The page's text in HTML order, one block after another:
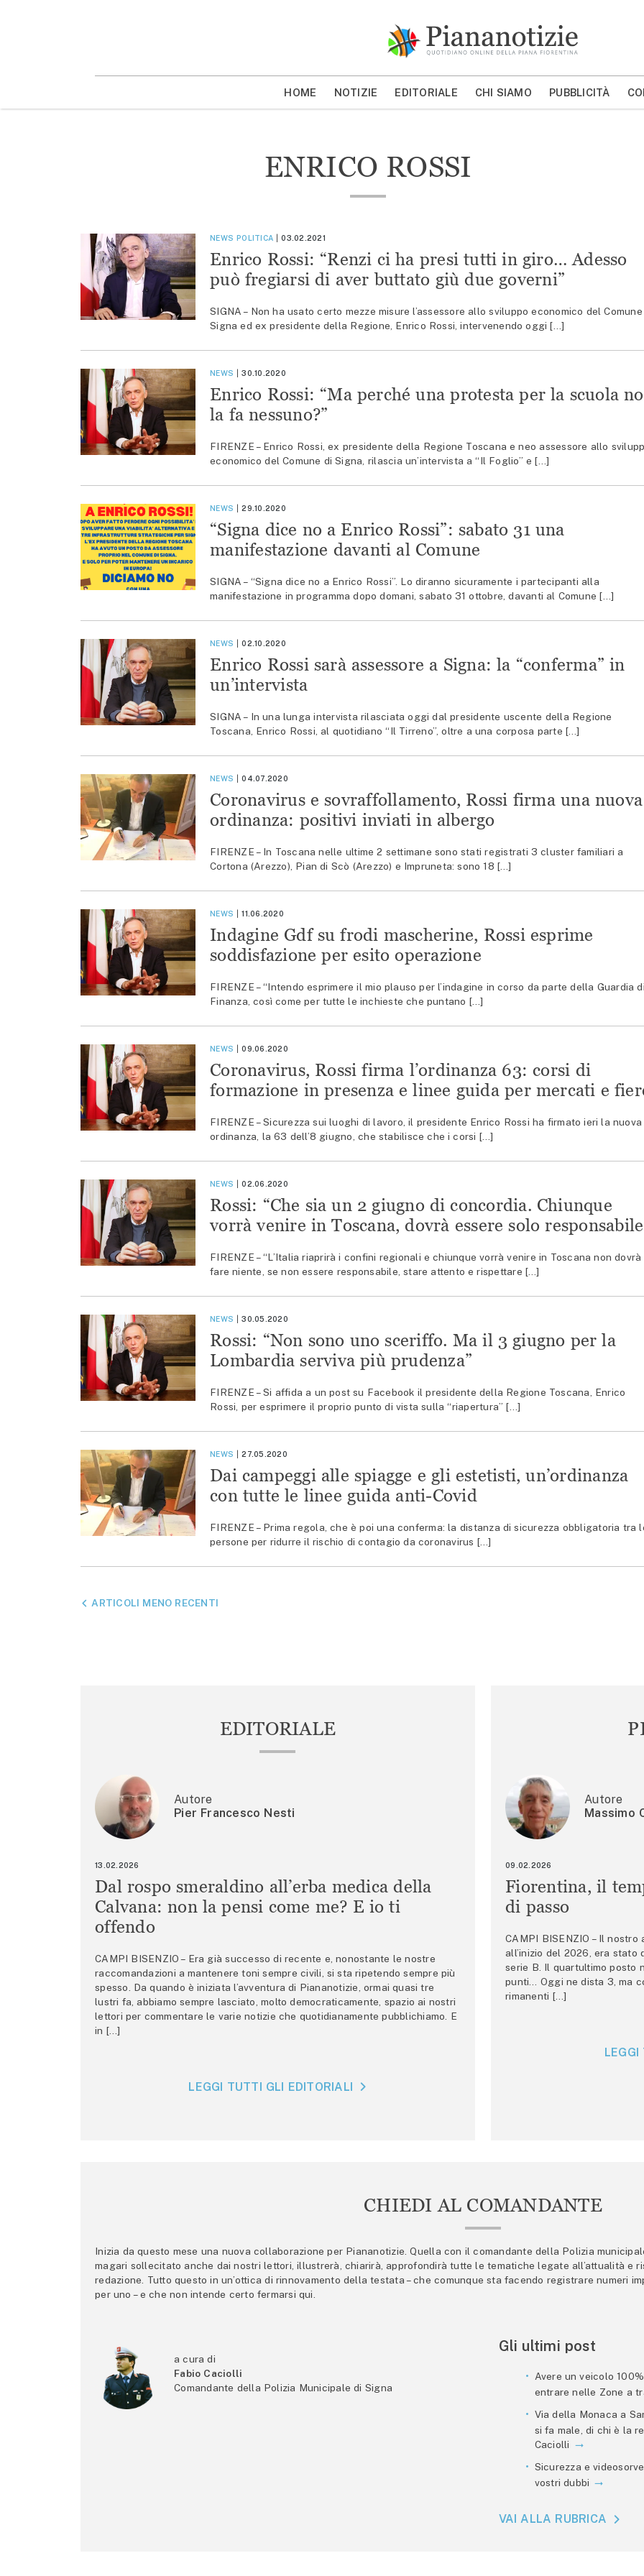
MOSTRA/NASCONDI CERCA
HOME NOTIZIE EDITORIALE CHI SIAMO PUBBLICITÀ
ENRICO ROSSI
NEWS POLITICA 03.02.2021
Enrico Rossi: “Renzi ci ha presi tutti in giro… Adesso
può fregiarsi di aver buttato giù due governi”
SIGNA – Non ha usato certo mezze misure l’assessore allo sviluppo economico del Comune
Signa ed ex presidente della Regione, Enrico Rossi, intervenendo oggi […]
NEWS 30.10.2020
Enrico Rossi: “Ma perché una protesta per la scuola
la fa nessuno?”
FIRENZE – Enrico Rossi, ex presidente della Regione Toscana e neo assessore allo
economico del Comune di Signa, rilascia un’intervista a “Il Foglio” e […]
NEWS 29.10.2020
“Signa dice no a Enrico Rossi”: sabato 31 una
manifestazione davanti al Comune
SIGNA – “Signa dice no a Enrico Rossi”. Lo diranno sicuramente i partecipanti alla
manifestazione in programma dopo domani, sabato 31 ottobre, davanti al Comune […]
NEWS 02.10.2020
Enrico Rossi sarà assessore a Signa: la “conferma” in
un’intervista
SIGNA – In una lunga intervista rilasciata oggi dal presidente uscente della Regione
Toscana, Enrico Rossi, al quotidiano “Il Tirreno”, oltre a una corposa parte […]
NEWS 04.07.2020
Coronavirus e sovraffollamento, Rossi firma una nuova
ordinanza: positivi inviati in albergo
FIRENZE – In Toscana nelle ultime 2 settimane sono stati registrati 3 cluster familiari a
Cortona (Arezzo), Pian di Scò (Arezzo) e Impruneta: sono 18 […]
NEWS 11.06.2020
Indagine Gdf su frodi mascherine, Rossi esprime
soddisfazione per esito operazione
FIRENZE – “Intendo esprimere il mio plauso per l’indagine in corso da parte della Guardia di
Finanza, così come per tutte le inchieste che puntano […]
NEWS 09.06.2020
Coronavirus, Rossi firma l’ordinanza 63: corsi di
formazione in presenza e linee guida per mercati e
FIRENZE – Sicurezza sui luoghi di lavoro, il presidente Enrico Rossi ha firmato ieri la nuova
ordinanza, la 63 dell’8 giugno, che stabilisce che i corsi […]
NEWS 02.06.2020
Rossi: “Che sia un 2 giugno di concordia. Chiunque
vorrà venire in Toscana, dovrà essere solo
FIRENZE – “L’Italia riaprirà i confini regionali e chiunque vorrà venire in Toscana non dovrà
fare niente, se non essere responsabile, stare attento e rispettare […]
NEWS 30.05.2020
Rossi: “Non sono uno sceriffo. Ma il 3 giugno per la
Lombardia serviva più prudenza”
FIRENZE – Si affida a un post su Facebook il presidente della Regione Toscana, Enrico
Rossi, per esprimere il proprio punto di vista sulla “riapertura” […]
NEWS 27.05.2020
Dai campeggi alle spiagge e gli estetisti, un’ordinanza
con tutte le linee guida anti-Covid
FIRENZE – Prima regola, che è poi una conferma: la distanza di sicurezza obbligatoria tra
persone per ridurre il rischio di contagio da coronavirus […]
NAVIGAZIONE
ARTICOLI MENO RECENTI
EDITORIALE
Autore
Pier Francesco Nesti
13.02.2026
Dal rospo smeraldino all’erba medica della
Calvana: non la pensi come me? E io ti
offendo
CAMPI BISENZIO – Era già successo di recente e, nonostante le nostre
raccomandazioni a mantenere toni sempre civili, si sta ripetendo sempre più
spesso. Da quando è iniziata l’avventura di Piananotizie, ormai quasi tre
lustri fa, abbiamo sempre lasciato, molto democraticamente, spazio ai nostri
lettori per commentare le varie notizie che quotidianamente pubblichiamo. E
in […]
LEGGI TUTTI GLI EDITORIALI
Autore
Massimo
09.02.2026
Fiorentina, il
di passo
CAMPI BISENZIO – Il
all’inizio del 2026, era stato
serie B. Il quartultimo posto
punti… Oggi ne dista 3, ma
rimanenti […]
CHIEDI AL COMANDANTE
Inizia da questo mese una nuova collaborazione per Piananotizie. Quella con il comandante della Polizia
magari sollecitato anche dai nostri lettori, illustrerà, chiarirà, approfondirà tutte le tematiche legate all’attualità e
redazione. Tutto questo in un’ottica di rinnovamento della testata – che comunque sta facendo registrare numeri
per uno – e che non intende certo fermarsi qui.
a cura di
Fabio Caciolli
Comandante della Polizia Municipale di Signa
Gli ultimi post
Avere un veicolo
entrare nelle Zone a
Via della Monaca a
si fa male, di chi è la
Caciolli
Sicurezza e
vostri dubbi
VAI ALLA RUBRICA